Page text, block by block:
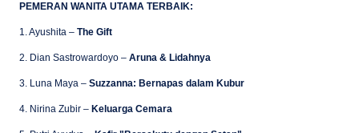
PEMERAN WANITA UTAMA TERBAIK:
1. Ayushita – The Gift
2. Dian Sastrowardoyo – Aruna & Lidahnya
3. Luna Maya – Suzzanna: Bernapas dalam Kubur
4. Nirina Zubir – Keluarga Cemara